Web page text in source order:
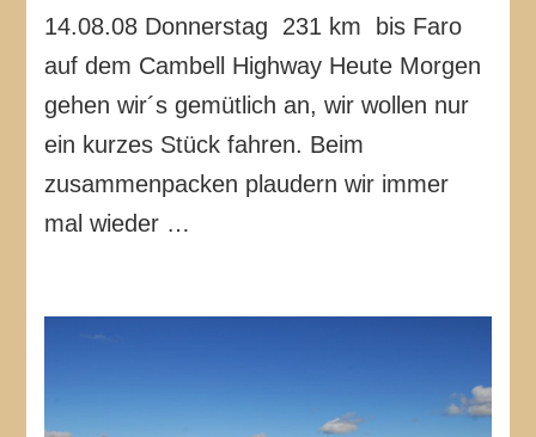
14.08.08 Donnerstag 231 km bis Faro
auf dem Cambell Highway Heute Morgen
gehen wir´s gemütlich an, wir wollen nur
ein kurzes Stück fahren. Beim
zusammenpacken plaudern wir immer
mal wieder …